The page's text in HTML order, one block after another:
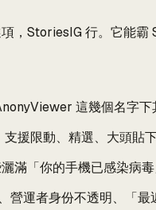
，StoriesIG 行。它能霸
這幾個名字下
援限動、精選、大頭貼
滿「你的手機已感染病
運者身份不透明、「